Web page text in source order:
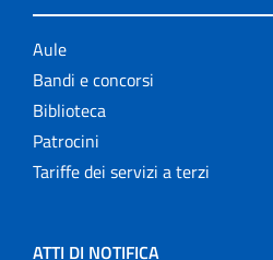
Aule
Bandi e concorsi
Biblioteca
Patrocini
Tariffe dei servizi a terzi
ATTI DI NOTIFICA